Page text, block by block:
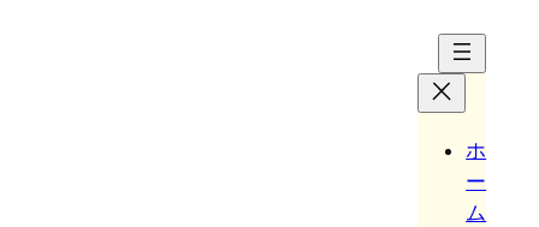
ホ
ー
ム